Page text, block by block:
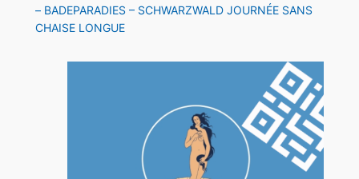
– BADEPARADIES – SCHWARZWALD JOURNÉE SANS
CHAISE LONGUE